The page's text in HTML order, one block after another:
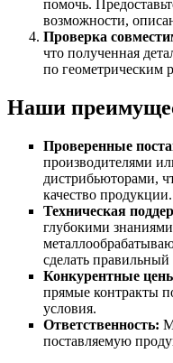
помочь.
возможности,
Проверка
что полученная
по геометрическим
Наши
Проверенные
производителями
дистрибьюторами,
качество продукции.
Техническая
глубокими
сделать
Конкурентные
прямые контракты
условия.
Ответственность:
поставляемую